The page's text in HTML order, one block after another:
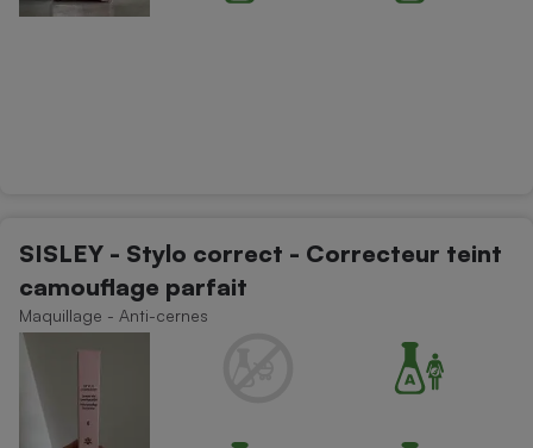
SISLEY - Stylo correct - Correcteur teint
camouflage parfait
Maquillage - Anti-cernes